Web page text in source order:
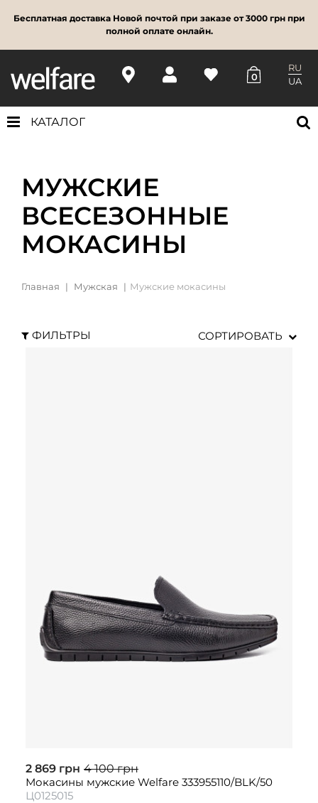
Бесплатная доставка Новой почтой при заказе от 3000 грн при
полной оплате онлайн.
0
RU
UA
КАТАЛОГ
МУЖСКИЕ
ВСЕСЕЗОННЫЕ
МОКАСИНЫ
Главная Мужская Мужские мокасины
ФИЛЬТРЫ СОРТИРОВАТЬ
2 869 грн 4 100 грн
Мокасины мужские Welfare 333955110/BLK/50
Ц0125015